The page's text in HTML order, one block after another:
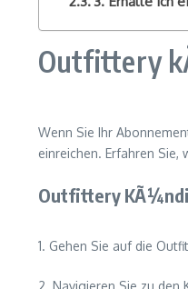
Outfittery
Wenn Sie Ihr
einreichen. Erfahren
Outfittery
1. Gehen Sie auf die